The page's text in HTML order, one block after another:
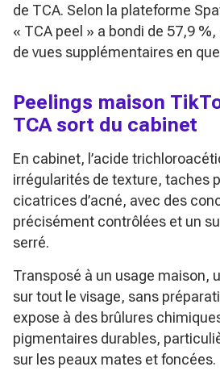
de TCA. Selon la plateforme
« TCA peel » a bondi de 57,9
de vues supplémentaires en
Peelings maison
TCA sort du cabinet
En cabinet, l’acide
irrégularités de texture, taches
cicatrices d’acné, avec des
précisément contrôlées et un
serré.
Transposé à un usage maison,
sur tout le visage, sans
expose à des brûlures
pigmentaires durables,
sur les peaux mates et foncées.